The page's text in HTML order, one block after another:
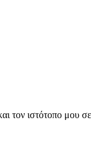
τον ιστότοπο μου